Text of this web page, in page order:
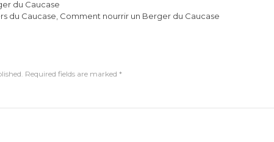
du Caucase
du Caucase Comment nourrir un Berger du Caucase
Required fields are marked *